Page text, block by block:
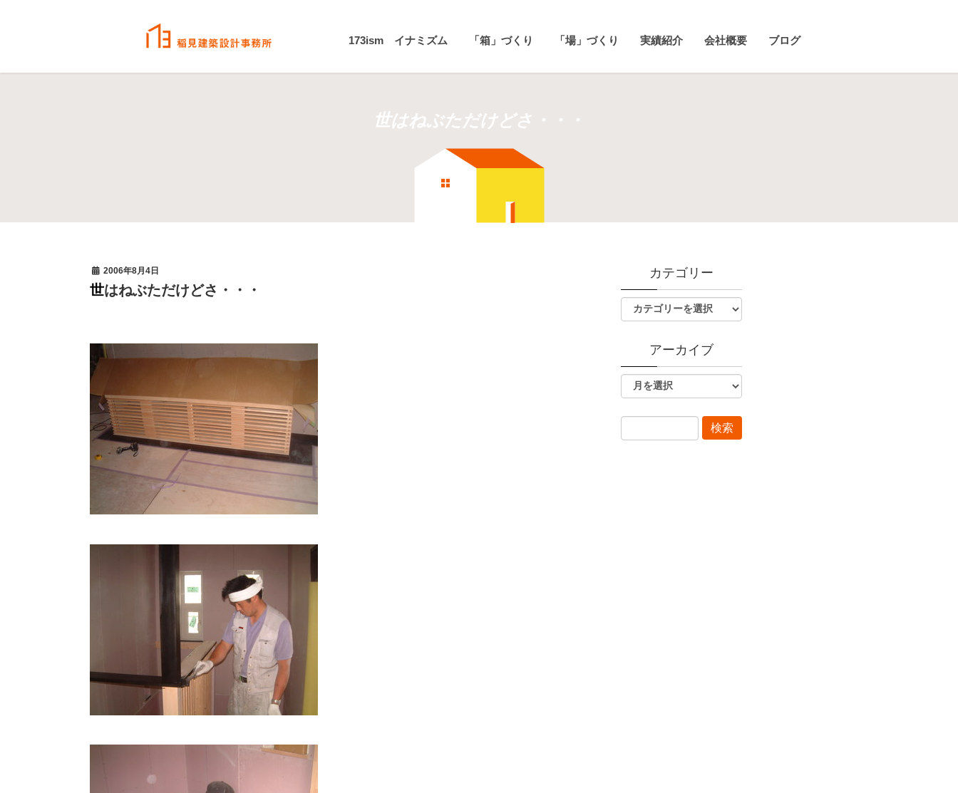
173ism イナミズム 「箱」づくり 「場」づくり 実績紹介 会社概要 ブログ
世はねぶただけどさ・・・
2006年8月4日
世はねぶただけどさ・・・
カテゴリー
アーカイブ